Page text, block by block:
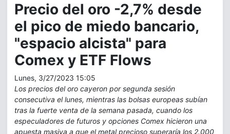
Precio del oro -2,7% desde
el pico de miedo bancario,
"espacio alcista" para
Comex y ETF Flows
Lunes, 3/27/2023 15:05
Los precios del oro cayeron por segunda sesión
consecutiva el lunes, mientras las bolsas europeas subían
tras la fuerte venta de la semana pasada, cuando los
especuladores de futuros y opciones Comex hicieron una
apuesta masiva a que el metal precioso superaría los 2.000